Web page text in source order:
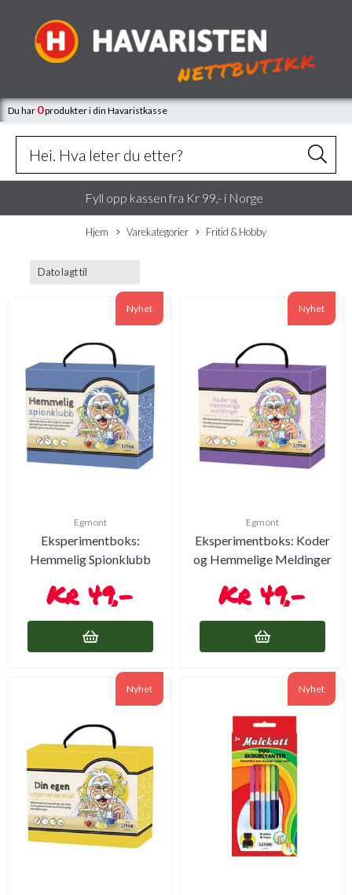
Du har 0produkteri din Havaristkasse
Fyll opp kassen fra Kr 99,- i Norge
Hjem Varekategorier Fritid & Hobby
Nyhet
Egmont
Eksperimentboks:
Hemmelig Spionklubb
49,-
Nyhet
Egmont
Eksperimentboks: Koder
og Hemmelige Meldinger
49,-
Nyhet Nyhet